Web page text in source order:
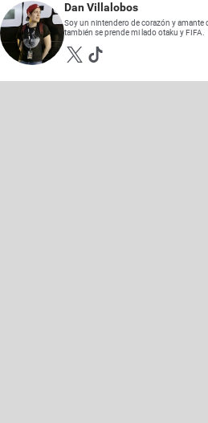
Dan Villalobos
Soy un nintendero de corazón y amante
también se prende mi lado otaku y FIFA.
Opens in new window
Opens in new